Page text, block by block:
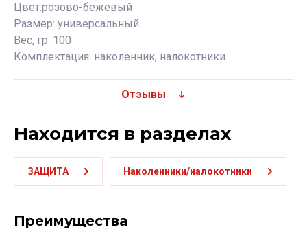
Цвет:розово-бежевый
Размер: универсальный
Вес, гр: 100
Комплектация: наколенник, налокотники
Отзывы
Находится в разделах
ЗАЩИТА Наколенники/налокотники
Преимущества